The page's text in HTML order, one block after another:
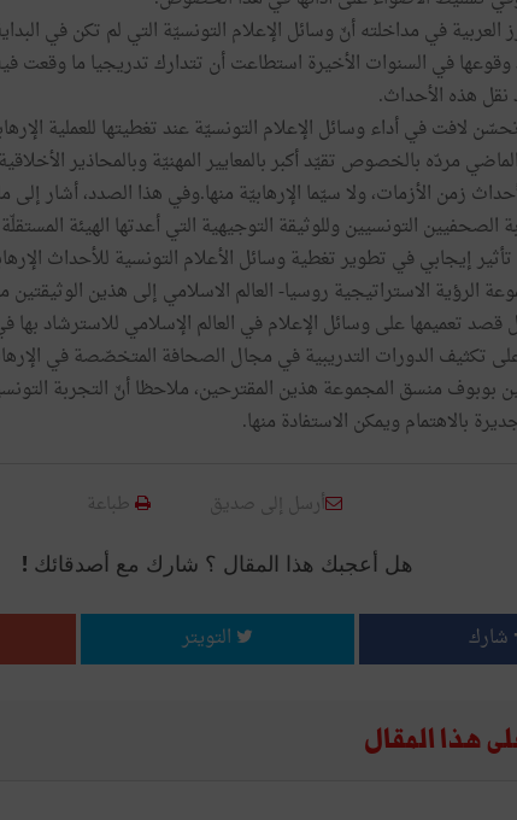
العربية في مداخلته أنّ وسائل الإعلام التونسيّة التي لم تكن في
وقوعها في السنوات الأخيرة استطاعت أن تتدارك تدريجيا ما
نقل هذه الأحداث.
لافت في أداء وسائل الإعلام التونسيّة عند تغطيتها للعملية
7 مارس الماضي مردّه بالخصوص تقيّد أكبر بالمعايير المهنيّة وبالمحاذير
زمن الأزمات، ولا سيّما الإرهابيّة منها.وفي هذا الصدد، أشار إلى
الصحفيين التونسيين وللوثيقة التوجيهية التي أعدتها الهيئة
تأثير إيجابي في تطوير تغطية وسائل الأعلام التونسية للأحداث
الرؤية الاستراتيجية روسيا- العالم الاسلامي إلى هذين
تعميمها على وسائل الإعلام في العالم الإسلامي للاسترشاد بها
تكثيف الدورات التدريبية في مجال الصحافة المتخصّصة في
بوبوف منسق المجموعة هذين المقترحين، ملاحظا أنّ التجربة
بالاهتمام ويمكن الاستفادة منها.
أرسل إلى صديق طباعة
هل أعجبك هذا المقال ؟ شارك مع أصدقائك !
شارك التويتر
هذا المقال